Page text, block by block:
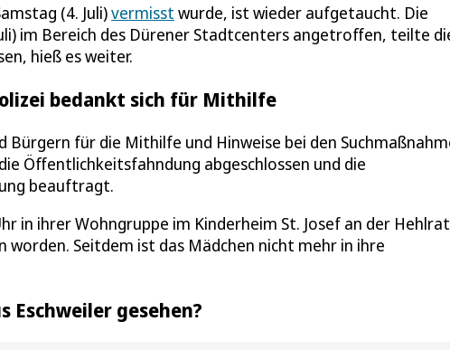
(4. Juli)vermisst wurde, ist wieder aufgetaucht. Die
im Bereich des Dürener Stadtcenters angetroffen, teilte
hieß es weiter.
bedankt sich für Mithilfe
Bürgern für die Mithilfe und Hinweise bei den
Öffentlichkeitsfahndung abgeschlossen und die
beauftragt.
in ihrer Wohngruppe im Kinderheim St. Josef an der
Seitdem ist das Mädchen nicht mehr in ihre
Eschweiler gesehen?